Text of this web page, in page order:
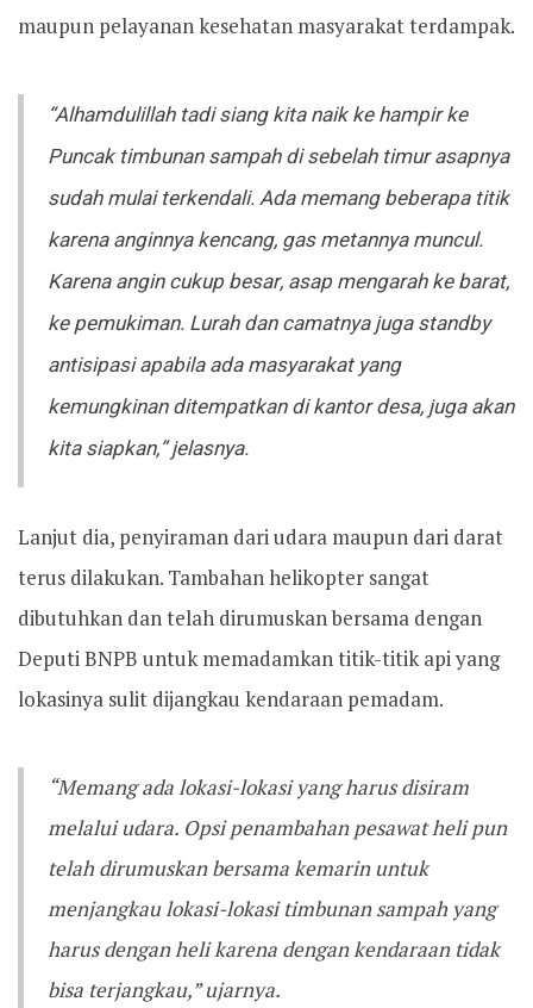
maupun pelayanan kesehatan masyarakat terdampak.
“Alhamdulillah tadi siang kita naik ke hampir ke
Puncak timbunan sampah di sebelah timur asapnya
sudah mulai terkendali. Ada memang beberapa titik
karena anginnya kencang, gas metannya muncul.
Karena angin cukup besar, asap mengarah ke barat,
ke pemukiman. Lurah dan camatnya juga standby
antisipasi apabila ada masyarakat yang
kemungkinan ditempatkan di kantor desa, juga akan
kita siapkan,” jelasnya.
Lanjut dia, penyiraman dari udara maupun dari darat
terus dilakukan. Tambahan helikopter sangat
dibutuhkan dan telah dirumuskan bersama dengan
Deputi BNPB untuk memadamkan titik-titik api yang
lokasinya sulit dijangkau kendaraan pemadam.
“Memang ada lokasi-lokasi yang harus disiram
melalui udara. Opsi penambahan pesawat heli pun
telah dirumuskan bersama kemarin untuk
menjangkau lokasi-lokasi timbunan sampah yang
harus dengan heli karena dengan kendaraan tidak
bisa terjangkau,” ujarnya.